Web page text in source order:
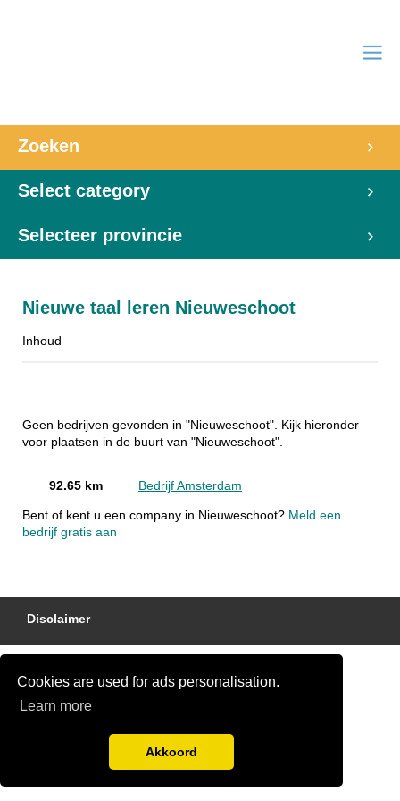
Cookies are used for ads personalisation.
Learn more
Akkoord
Zoeken
Select category
Selecteer provincie
Nieuwe taal leren Nieuweschoot
Inhoud
Geen bedrijven gevonden in "Nieuweschoot". Kijk hieronder
voor plaatsen in de buurt van "Nieuweschoot".
92.65 km Bedrijf Amsterdam
Bent of kent u een company in Nieuweschoot? Meld een
bedrijf gratis aan
Disclaimer